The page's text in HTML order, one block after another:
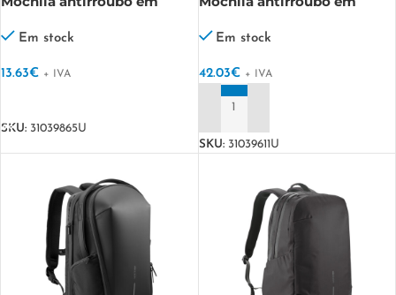
Ecoback
Em stock
13.63€ + IVA
SKU: 31039865U
detalhes refletores Be-dry
Em stock
42.03€ + IVA
SKU: 31039611U